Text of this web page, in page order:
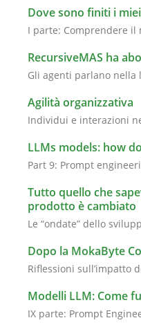
Dove sono finiti i
I parte: Comprendere il
RecursiveMAS ha
Gli agenti parlano nella
Agilità organizzativa
Individui e interazioni
LLMs models: how
Part 9: Prompt
Tutto quello che
prodotto è cambiato
Le “ondate” dello
Dopo la MokaByte
Riflessioni sull’impatto
Modelli LLM: Come
IX parte: Prompt